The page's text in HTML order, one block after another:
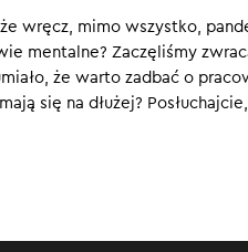
automatycznie
wręcz, mimo wszystko,
mentalne? Zaczęliśmy
że warto zadbać o
się na dłużej?